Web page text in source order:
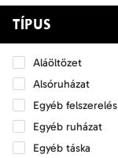
TÍPUS
Aláöltözet
Alsóruházat
Egyéb felszerelés
Egyéb ruházat
Egyéb táska